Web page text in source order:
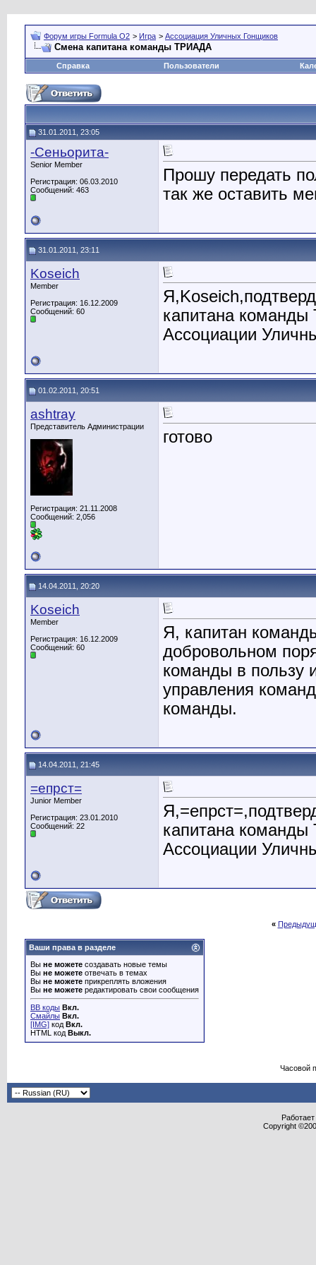
Форум игры Formula O2 > Игра > Ассоциация Уличных Гонщиков
Смена капитана команды ТРИАДА
Справка Пользователи
31.01.2011, 23:05
-Сеньорита-
Senior Member
Регистрация: 06.03.2010
Сообщений: 463
Прошу передать
так же оставить
31.01.2011, 23:11
Koseich
Member
Регистрация: 16.12.2009
Сообщений: 60
капитана команды
Ассоциации
01.02.2011, 20:51
ashtray
Представитель Администрации
Регистрация: 21.11.2008
Сообщений: 2,056
готово
14.04.2011, 20:20
Koseich
Member
Регистрация: 16.12.2009
Сообщений: 60
Я, капитан
добровольном
команды в пользу
управления
команды.
14.04.2011, 21:45
=епрст=
Junior Member
Регистрация: 23.01.2010
Сообщений: 22
капитана команды
Ассоциации
«
Ваши права в разделе
Вы не можете создавать новые темы
Вы не можете отвечать в темах
Вы не можете прикреплять вложения
Вы не можете редактировать свои сообщения
BB коды Вкл.
Смайлы Вкл.
[IMG] код Вкл.
HTML код Выкл.
Часовой
Copyright